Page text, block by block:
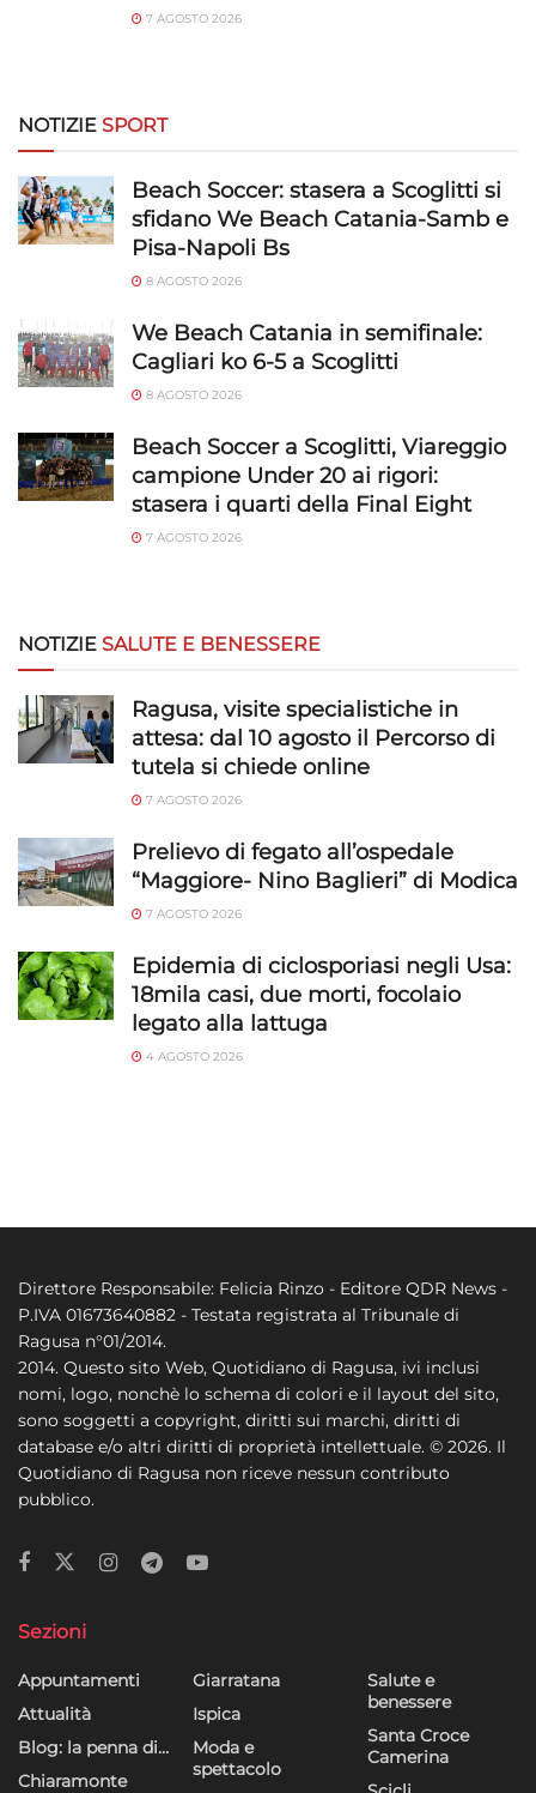
7 AGOSTO 2026
NOTIZIE SPORT
Beach Soccer: stasera a Scoglitti si
sfidano We Beach Catania-Samb e
Pisa-Napoli Bs
8 AGOSTO 2026
We Beach Catania in semifinale:
Cagliari ko 6-5 a Scoglitti
8 AGOSTO 2026
Beach Soccer a Scoglitti, Viareggio
campione Under 20 ai rigori:
stasera i quarti della Final Eight
7 AGOSTO 2026
NOTIZIE SALUTE E BENESSERE
Ragusa, visite specialistiche in
attesa: dal 10 agosto il Percorso di
tutela si chiede online
7 AGOSTO 2026
Prelievo di fegato all’ospedale
“Maggiore- Nino Baglieri” di Modica
7 AGOSTO 2026
Epidemia di ciclosporiasi negli Usa:
18mila casi, due morti, focolaio
legato alla lattuga
4 AGOSTO 2026
Direttore Responsabile: Felicia Rinzo - Editore QDR News -
P.IVA 01673640882 - Testata registrata al Tribunale di
Ragusa n°01/2014.
2014. Questo sito Web, Quotidiano di Ragusa, ivi inclusi
nomi, logo, nonchè lo schema di colori e il layout del sito,
sono soggetti a copyright, diritti sui marchi, diritti di
database e/o altri diritti di proprietà intellettuale. © 2026. Il
Quotidiano di Ragusa non riceve nessun contributo
pubblico.
Sezioni
Appuntamenti
Attualità
Blog: la penna di…
Chiaramonte
Giarratana
Ispica
Moda e
spettacolo
Salute e
benessere
Santa Croce
Camerina